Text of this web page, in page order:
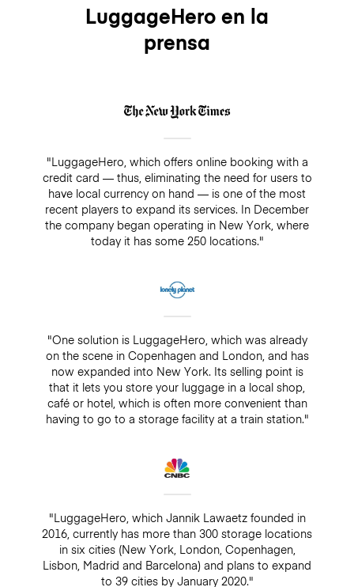
LuggageHero en la
prensa
"LuggageHero, which offers online booking with a
credit card — thus, eliminating the need for users to
have local currency on hand — is one of the most
recent players to expand its services. In December
the company began operating in New York, where
today it has some 250 locations."
"One solution is LuggageHero, which was already
on the scene in Copenhagen and London, and has
now expanded into New York. Its selling point is
that it lets you store your luggage in a local shop,
café or hotel, which is often more convenient than
having to go to a storage facility at a train station."
"LuggageHero, which Jannik Lawaetz founded in
2016, currently has more than 300 storage locations
in six cities (New York, London, Copenhagen,
Lisbon, Madrid and Barcelona) and plans to expand
to 39 cities by January 2020."